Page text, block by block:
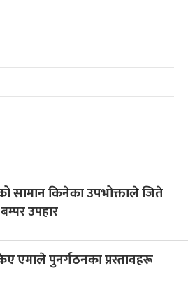
सामान किनेका उपभोक्ताले जिते
उपहार
एमाले पुनर्गठनका प्रस्तावहरू